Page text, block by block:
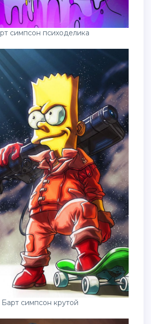
симпсон психоделика
Барт симпсон крутой